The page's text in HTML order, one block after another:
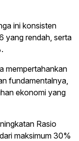
ini konsisten
yang rendah, serta
mempertahankan
fundamentalnya,
ekonomi yang
Rasio
maksimum 30%